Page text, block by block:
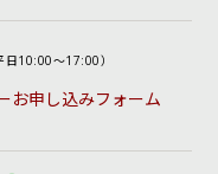
日10:00〜17:00）
お申し込みフォーム